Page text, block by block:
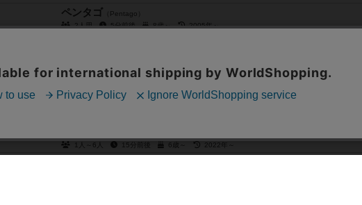
ペンタゴ （Pentago）
2人用
5分前後 8歳～ 2005年～
タイガー＆ドラゴン（Tiger & Dragon）
ナナトリドリ （Nana toridori）
1人～6人
15分前後 6歳～ 2022年～